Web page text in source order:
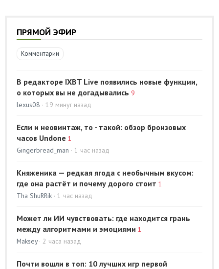
ПРЯМОЙ ЭФИР
Комментарии
В редакторе IXBT Live появились новые функции,
о которых вы не догадывались 9
lexus08 · 19 минут назад
Если и неовинтаж, то - такой: обзор бронзовых
часов Undone 1
Gingerbread_man · 1 час назад
Княженика — редкая ягода с необычным вкусом:
где она растёт и почему дорого стоит 1
Tha ShuRRik · 1 час назад
Может ли ИИ чувствовать: где находится грань
между алгоритмами и эмоциями 1
Maksey · 2 часа назад
Почти вошли в топ: 10 лучших игр первой